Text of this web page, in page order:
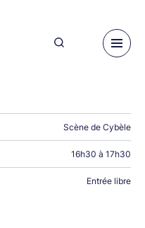
Scène de Cybèle
16h30 à 17h30
Entrée libre